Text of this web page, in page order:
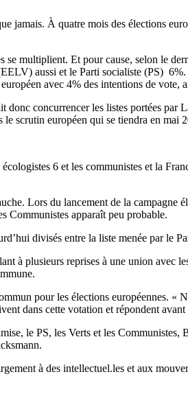
jamais. À quatre mois des élections
se multiplient. Et pour cause, selon le
aussi et le Parti socialiste (PS)
avec 4% des intentions de
concurrencer les listes portées
le scrutin européen qui se tiendra en mai
6 et les communistes et la
Lors du lancement de la
Communistes apparaît peu probable.
divisés entre la liste menée par le
à plusieurs reprises à une union
pour les élections européennes. «
dans cette votation et répondent
le PS, les Verts et les
à des intellectuel.les et aux